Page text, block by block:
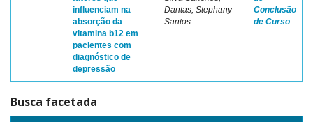
influenciam na
absorção da
vitamina b12 em
pacientes com
diagnóstico de
depressão
Dantas, Stephany
Santos
Conclusão
de Curso
Busca facetada